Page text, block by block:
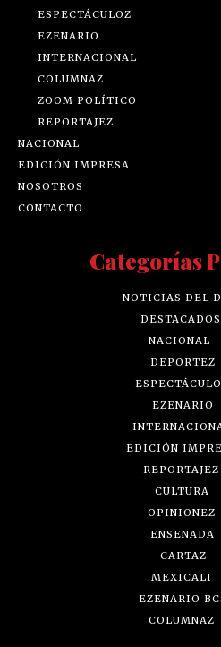
ESPECTÁCULOZ
EZENARIO
INTERNACIONAL
COLUMNAZ
ZOOM POLÍTICO
REPORTAJEZ
NACIONAL
EDICIÓN IMPRESA
NOSOTROS
CONTACTO
Categorías
NOTICIAS DEL
DESTACADOS
NACIONAL
DEPORTEZ
EZENARIO
EDICIÓN
REPORTAJEZ
CULTURA
OPINIONEZ
ENSENADA
CARTAZ
MEXICALI
EZENARIO
COLUMNAZ